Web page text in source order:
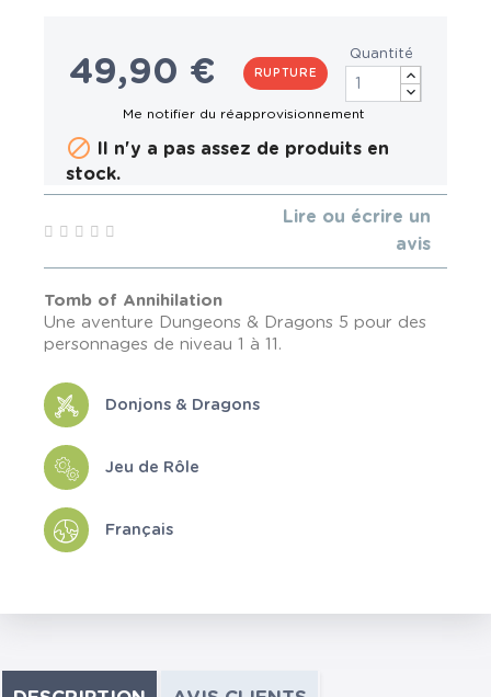
49,90 € RUPTURE
Quantité
 Il n'y a pas assez de produits en
stock.
Lire ou écrire un
avis
Tomb of Annihilation
Une aventure Dungeons & Dragons 5 pour des
personnages de niveau 1 à 11.
Donjons & Dragons
Jeu de Rôle
Français